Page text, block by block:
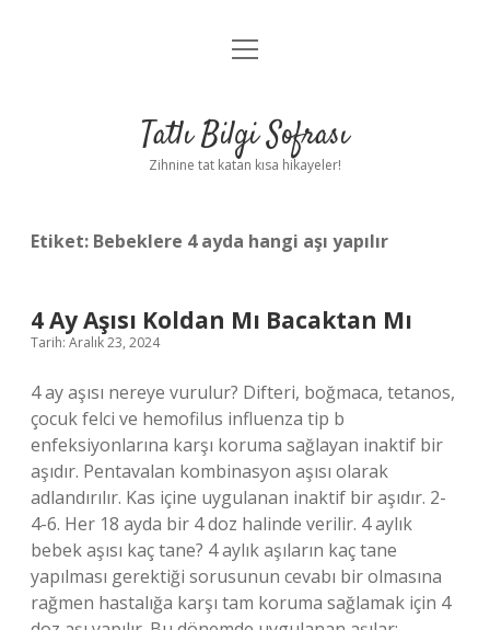
Anasayfa
Yasal Uyarı
menüyü
Tatlı Bilgi Sofrası
Zihnine tat katan kısa hikayeler!
Etiket: Bebeklere 4 ayda hangi aşı yapılır
4 Ay Aşısı Koldan Mı Bacaktan Mı
Tarih: Aralık 23, 2024
4 ay aşısı nereye vurulur? Difteri, boğmaca, tetanos,
çocuk felci ve hemofilus influenza tip b
enfeksiyonlarına karşı koruma sağlayan inaktif bir
aşıdır. Pentavalan kombinasyon aşısı olarak
adlandırılır. Kas içine uygulanan inaktif bir aşıdır. 2-
4-6. Her 18 ayda bir 4 doz halinde verilir. 4 aylık
bebek aşısı kaç tane? 4 aylık aşıların kaç tane
yapılması gerektiği sorusunun cevabı bir olmasına
rağmen hastalığa karşı tam koruma sağlamak için 4